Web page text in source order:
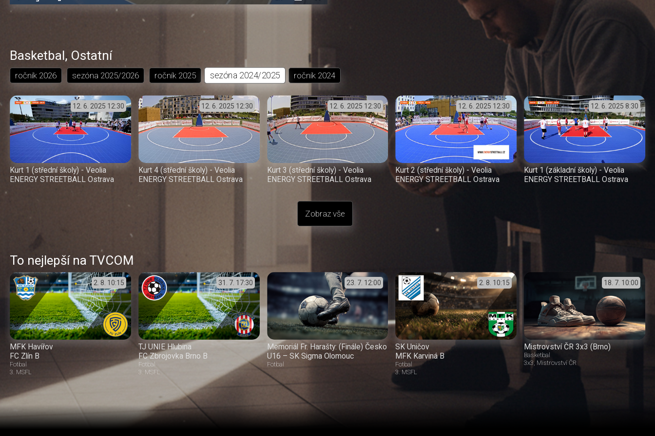
dozadu dopředu
sekund
trvání
4.87%
přehráváníin-
obrazovka
Basketbal, Ostatní
ročník 2026 sezóna 2025/2026 ročník 2025 sezóna 2024/2025 ročník 2024
12. 6. 2025 12:30
Kurt 1 (střední školy) - Veolia
ENERGY STREETBALL Ostrava
12. 6. 2025 12:30
Kurt 4 (střední školy) - Veolia
ENERGY STREETBALL Ostrava
12. 6. 2025 12:30
Kurt 3 (střední školy) - Veolia
ENERGY STREETBALL Ostrava
12. 6. 2025 12:30
Kurt 2 (střední školy) - Veolia
ENERGY STREETBALL Ostrava
12. 6. 2025 8:30
Kurt 1 (základní školy) - Veolia
ENERGY STREETBALL Ostrava
Zobraz vše
To nejlepší na TVCOM
2. 8. 10:15
MFK Havířov
FC Zlín B
Fotbal
3. MSFL
31. 7. 17:30
TJ UNIE Hlubina
FC Zbrojovka Brno B
Fotbal
3. MSFL
23. 7. 12:00
Memoriál Fr. Harašty: (Finále) Česko
U16 – SK Sigma Olomouc
Fotbal
2. 8. 10:15
SK Uničov
MFK Karviná B
Fotbal
3. MSFL
18. 7. 10:00
Mistrovství ČR 3x3 (Brno)
Basketbal
3x3 Mistrovství ČR